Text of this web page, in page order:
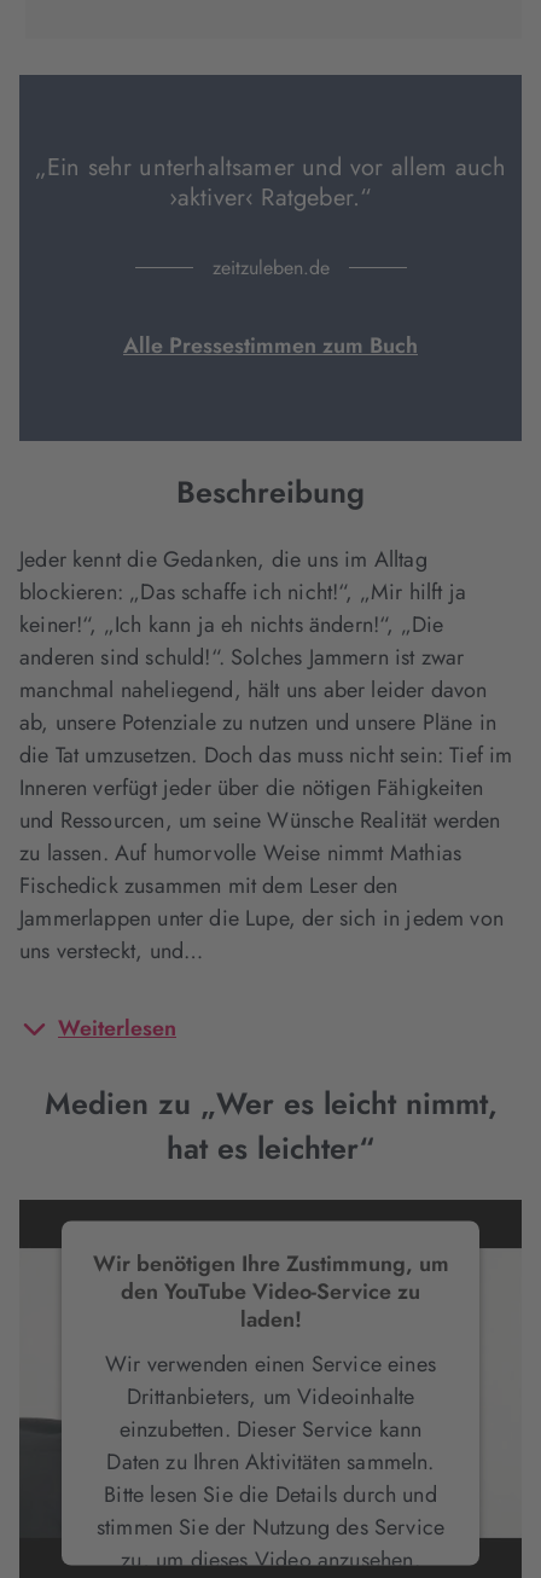
Tab
„Ein sehr unterhaltsamer und vor allem auch
›aktiver‹ Ratgeber.“
zeitzuleben.de
Alle Pressestimmen zum Buch
Beschreibung
Jeder kennt die Gedanken, die uns im Alltag
blockieren: „Das schaffe ich nicht!“, „Mir hilft ja
keiner!“, „Ich kann ja eh nichts ändern!“, „Die
anderen sind schuld!“. Solches Jammern ist zwar
manchmal naheliegend, hält uns aber leider davon
ab, unsere Potenziale zu nutzen und unsere Pläne in
die Tat umzusetzen. Doch das muss nicht sein: Tief im
Inneren verfügt jeder über die nötigen Fähigkeiten
und Ressourcen, um seine Wünsche Realität werden
zu lassen. Auf humorvolle Weise nimmt Mathias
Fischedick zusammen mit dem Leser den
Jammerlappen unter die Lupe, der sich in jedem von
uns versteckt, und…
Weiterlesen
Medien zu „Wer es leicht nimmt,
hat es leichter“
Wir benötigen Ihre Zustimmung, um
den YouTube Video-Service zu
laden!
Wir verwenden einen Service eines
Drittanbieters, um Videoinhalte
einzubetten. Dieser Service kann
Daten zu Ihren Aktivitäten sammeln.
Bitte lesen Sie die Details durch und
stimmen Sie der Nutzung des Service
zu, um dieses Video anzusehen.